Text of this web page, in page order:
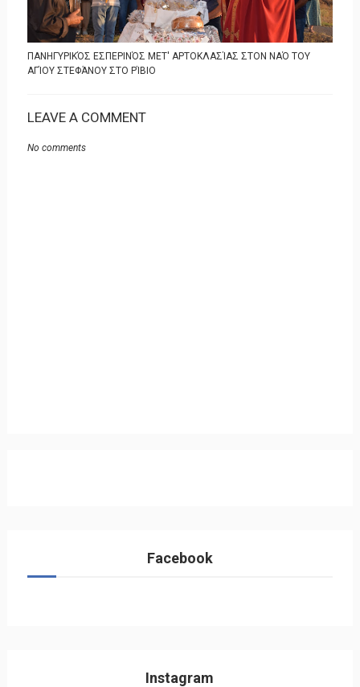
ΠΑΝΗΓΥΡΙΚΌΣ ΕΣΠΕΡΙΝΌΣ ΜΕΤ' ΑΡΤΟΚΛΑΣΊΑΣ ΣΤΟΝ ΝΑΌ ΤΟΥ
ΑΓΊΟΥ ΣΤΕΦΆΝΟΥ ΣΤΟ ΡΊΒΙΟ
LEAVE A COMMENT
No comments
Facebook
Instagram